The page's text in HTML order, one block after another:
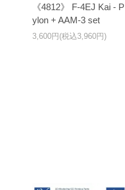
《4812》 F-4EJ Kai - P
ylon + AAM-3 set
3,600円(税込3,960円)